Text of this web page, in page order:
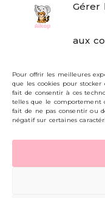
Gérer
aux
Pour offrir les meilleures
que les cookies pour
fait de consentir à ces
telles que le comportement
fait de ne pas consentir ou
négatif sur certaines
Livraisons et
Mon compte
Carte cadeau
Politique de
Mentions